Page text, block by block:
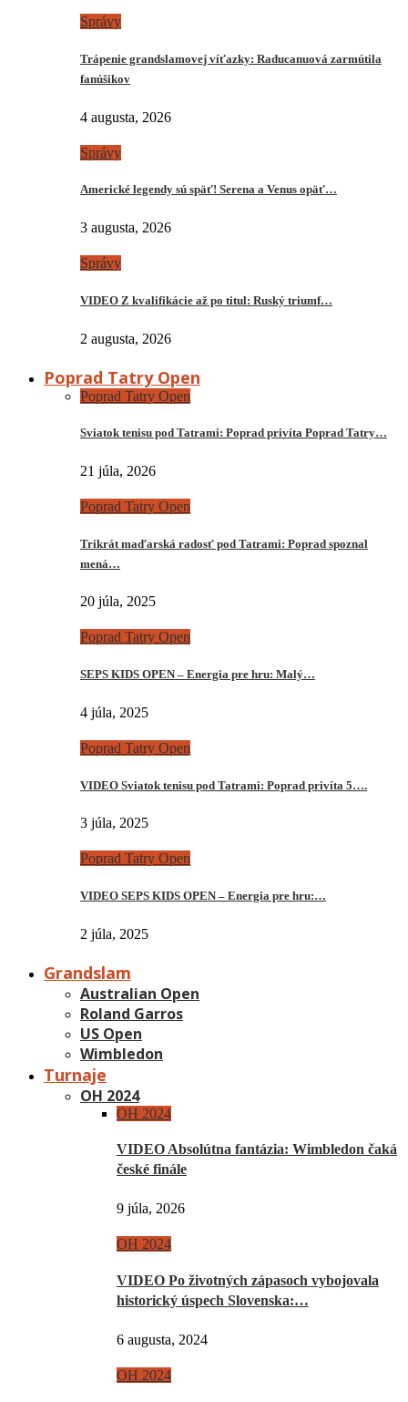
Správy
Trápenie grandslamovej víťazky: Raducanuová zarmútila
fanúšikov
4 augusta, 2026
Správy
Americké legendy sú späť! Serena a Venus opäť…
3 augusta, 2026
Správy
VIDEO Z kvalifikácie až po titul: Ruský triumf…
2 augusta, 2026
Poprad Tatry Open
Poprad Tatry Open
Sviatok tenisu pod Tatrami: Poprad privíta Poprad Tatry…
21 júla, 2026
Poprad Tatry Open
Trikrát maďarská radosť pod Tatrami: Poprad spoznal
mená…
20 júla, 2025
Poprad Tatry Open
SEPS KIDS OPEN – Energia pre hru: Malý…
4 júla, 2025
Poprad Tatry Open
VIDEO Sviatok tenisu pod Tatrami: Poprad privíta 5….
3 júla, 2025
Poprad Tatry Open
VIDEO SEPS KIDS OPEN – Energia pre hru:…
2 júla, 2025
Grandslam
Australian Open
Roland Garros
US Open
Wimbledon
Turnaje
OH 2024
OH 2024
VIDEO Absolútna fantázia: Wimbledon čaká
české finále
9 júla, 2026
OH 2024
VIDEO Po životných zápasoch vybojovala
historický úspech Slovenska:…
6 augusta, 2024
OH 2024